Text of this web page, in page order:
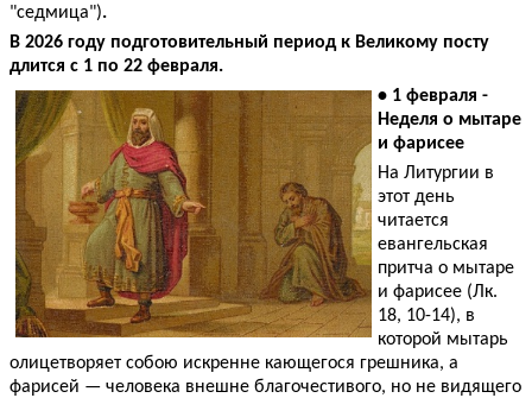
"седмица").
В 2026 году подготовительный период к Великому посту
длится с 1 по 22 февраля.
• 1 февраля -
Неделя о мытаре
и фарисее
На Литургии в
этот день
читается
евангельская
притча о мытаре
и фарисее (Лк.
18, 10-14), в
которой мытарь
олицетворяет собою искренне кающегося грешника, а
фарисей — человека внешне благочестивого, но не видящего